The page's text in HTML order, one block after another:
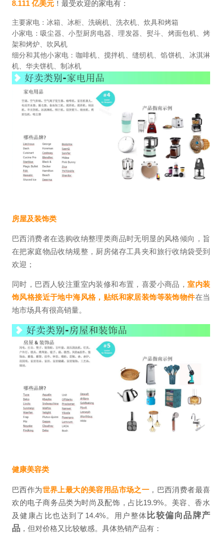
8.111 亿美元！最受欢迎的家电有：
主要家电：冰箱、冰柜、洗碗机、洗衣机、炊具和烤箱
小家电：吸尘器、小型厨房电器、理发器、熨斗、烤面包机、烤
架和烤炉、吹风机
细分和其他小家电：咖啡机、搅拌机、缝纫机、馅饼机、冰淇淋
机、华夫饼机、制冰机
房屋及装饰类
巴西消费者在选购收纳整理类商品时无明显的风格倾向，旨
在把家庭物品收纳规整，厨房储存工具夹和旅行收纳袋受到
欢迎；
同时，巴西人较注重室内装修和布置，喜爱小商品，室内装
饰风格接近于地中海风格，贴纸和家居装饰等装饰物件在当
地市场具有很高销量。
健康美容类
巴西作为世界上最大的美容用品市场之一 ，巴西消费者最喜
欢的电子商务品类为时尚及配饰，占比19.9%。美容、香水
及健康占比也达到了14.4%。用户整体 比较偏向品牌产
品，但对价格又比较敏感。具体热销产品有：